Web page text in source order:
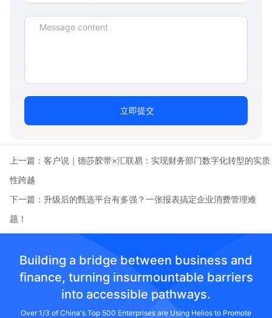
立即提交
上一篇： 客户说｜德莎胶带×汇联易：实现财务部门数字化转型的实质
性跨越
下一篇： 升级后的甄选平台有多强？一张报表搞定企业消费管理难
题！
Building a bridge between business and
finance, turning insurmountable barriers
into accessible pathways.
Over 1/3 of China's Top 500 Enterprises are Using Helios to Promote